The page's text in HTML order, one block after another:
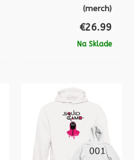
(merch)
€26.99
Na Sklade